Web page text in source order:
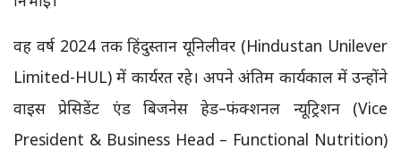
वह वर्ष 2024 तक हिंदुस्तान यूनिलीवर (Hindustan Unilever
Limited-HUL) में कार्यरत रहे। अपने अंतिम कार्यकाल में उन्होंने
वाइस प्रेसिडेंट एंड बिजनेस हेड–फंक्शनल न्यूट्रिशन (Vice
President & Business Head – Functional Nutrition)